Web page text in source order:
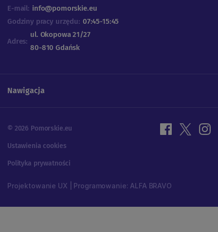
E-mail: info@pomorskie.eu
Godziny pracy urzędu: 07:45-15:45
Adres:
ul. Okopowa 21/27
80-810 Gdańsk
Nawigacja
© 2026 Pomorskie.eu
Ustawienia cookies
Polityka prywatności
Projektowanie UX | Programowanie: ALFA BRAVO